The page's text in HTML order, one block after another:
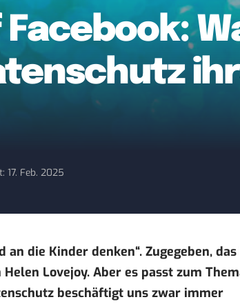
17. Feb. 2025
die Kinder denken“. Zugegeben,
Lovejoy. Aber es passt zum
beschäftigt uns zwar immer